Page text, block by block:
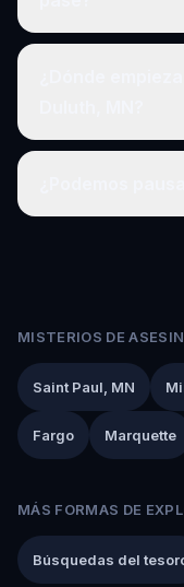
MISTERIOS DE
Saint Paul, MN
Fargo Marquette
MÁS FORMAS DE
Búsquedas del